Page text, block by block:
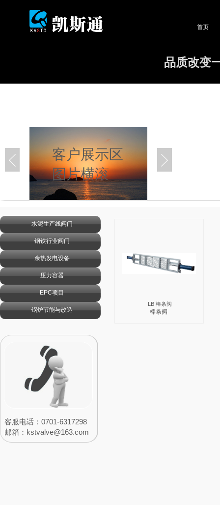
首页
品质改变
客户展示区
图片横滚
LB 棒条阀
棒条阀
水泥生产线阀门
钢铁行业阀门
余热发电设备
压力容器
EPC项目
锅炉节能与改造
客服电话：0701-6317298
邮箱：​​ kstvalve@163.com